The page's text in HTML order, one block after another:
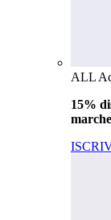
ALL
15%
marche